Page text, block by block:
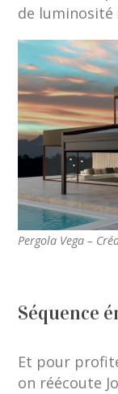
de
Pergola Vega –
Séquence
Et pour
on réécoute